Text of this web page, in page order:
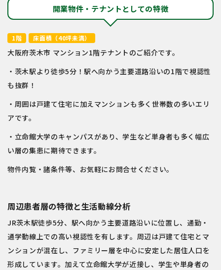
開業物件・テナントとしての特徴
1階 床面積（40坪未満）
大阪府茨木市 マンション1階テナントのご紹介です。
・茨木駅より徒歩5分！駅へ向かう主要道路沿いの1階で視認性
も抜群！
・周囲は戸建て住宅に加えマンションも多く世帯数の多いエリ
アです。
・立命館大学のキャンパスがあり、学生など単身者も多く幅広
い層の集患に期待できます。
物件内覧・諸条件等、お気軽にお問合せください。
周辺患者層の特徴と生活動線分析
JR茨木駅徒歩5分、駅へ向かう主要道路沿いに位置し、通勤・
通学動線上での高い視認性を有します。周辺は戸建て住宅とマ
ンションが混在し、ファミリー層を中心に安定した居住人口を
形成しています。加えて立命館大学が近接し、学生や単身者の